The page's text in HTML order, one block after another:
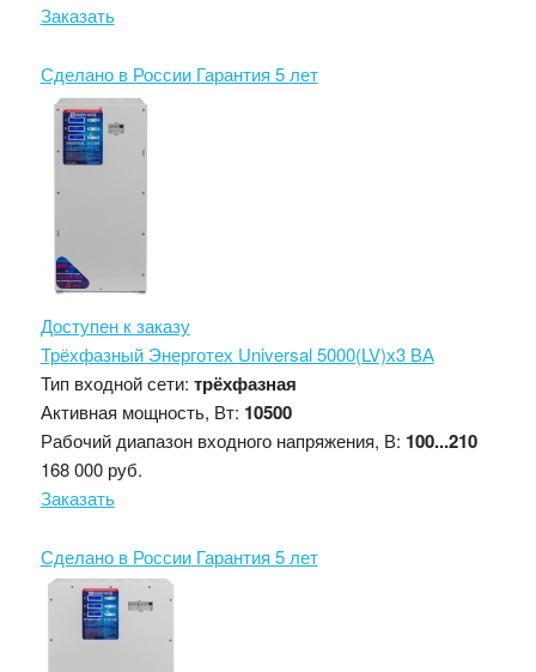
Заказать
Сделано в России Гарантия 5 лет
Доступен к заказу
Трёхфазный Энерготех Universal 5000(LV)х3 ВА
Тип входной сети: трёхфазная
Активная мощность, Вт: 10500
Рабочий диапазон входного напряжения, В: 100...210
168 000 руб.
Заказать
Сделано в России Гарантия 5 лет